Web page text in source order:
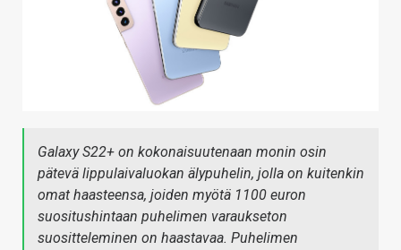
Galaxy S22+ on kokonaisuutenaan monin osin
pätevä lippulaivaluokan älypuhelin, jolla on kuitenkin
omat haasteensa, joiden myötä 1100 euron
suositushintaan puhelimen varaukseton
suositteleminen on haastavaa. Puhelimen